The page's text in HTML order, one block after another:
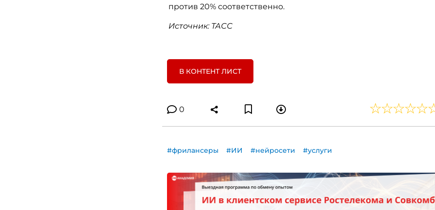
против 20% соответственно.
Источник: ТАСС
В КОНТЕНТ ЛИСТ
0
#фрилансеры #ИИ #нейросети #услуги